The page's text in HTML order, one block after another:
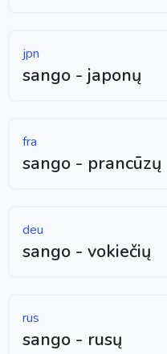
jpn
sango - japonų
fra
sango - prancūzų
deu
sango - vokiečių
rus
sango - rusų